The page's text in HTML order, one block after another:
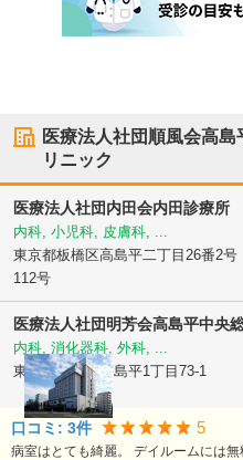
医療法人社団順風会高島
リニック
医療法人社団内田会内田診療所
内科, 小児科, 皮膚科, ...
東京都板橋区高島平二丁目26番2号
112号
医療法人社団明芳会高島平中央
内科, 消化器科, 外科, ...
東京都板橋区高島平1丁目73-1
口コミ: 3件 5
病室はとても綺麗。 デイルームには